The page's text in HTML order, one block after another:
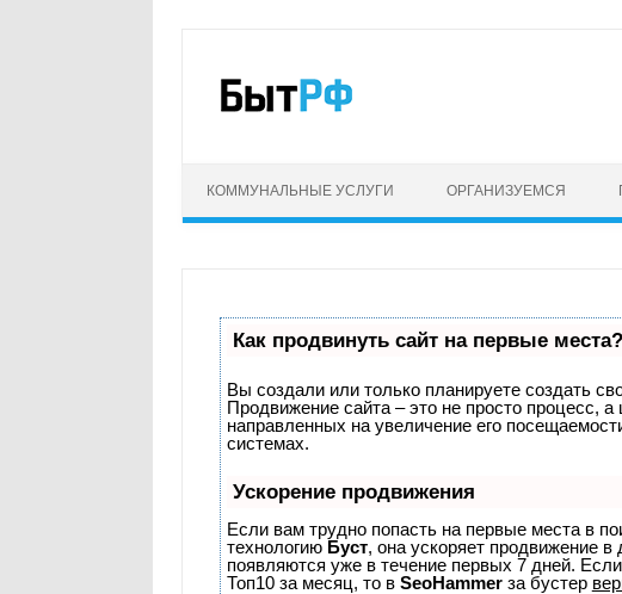
КОММУНАЛЬНЫЕ УСЛУГИ ОРГАНИЗУЕМСЯ
Как продвинуть сайт на первые места?
Вы создали или только планируете создать
Продвижение сайта – это не просто процесс,
направленных на увеличение его
системах.
Ускорение продвижения
Если вам трудно попасть на первые места в
технологию Буст, она ускоряет продвижение в
появляются уже в течение первых 7 дней.
Топ10 за месяц, то в SeoHammerза бустер